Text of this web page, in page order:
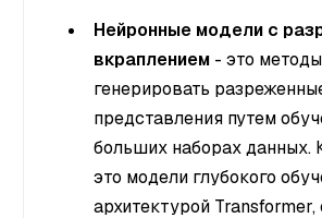
Нейронные модели с
вкраплением - это
генерировать
представления путем
больших наборах данных.
это модели глубокого
архитектурой